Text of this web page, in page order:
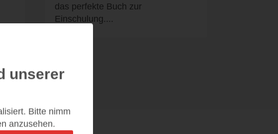
das perfekte Buch zur
Einschulung....
unserer
Bitte nimm
anzusehen.